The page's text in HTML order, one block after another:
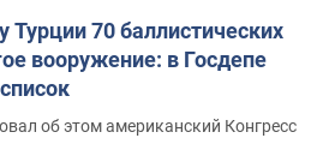
Турции 70 баллистических
вооружение: в Госдепе
об этом американский Конгресс